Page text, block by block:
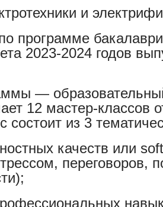
и
программе
2023-2024 годов
—
12 мастер-классов
состоит из 3
качеств или
переговоров,